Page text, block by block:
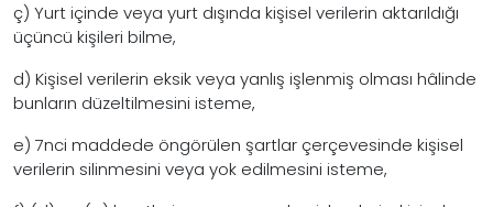
ç) Yurt içinde veya yurt dışında kişisel verilerin aktarıldığı
üçüncü kişileri bilme,
d) Kişisel verilerin eksik veya yanlış işlenmiş olması hâlinde
bunların düzeltilmesini isteme,
e) 7nci maddede öngörülen şartlar çerçevesinde kişisel
verilerin silinmesini veya yok edilmesini isteme,